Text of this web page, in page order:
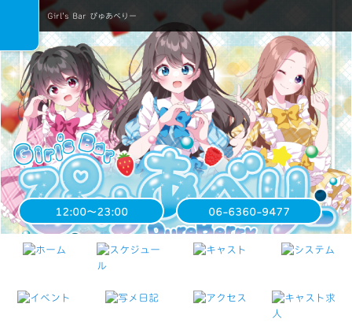
Girl's Bar ぴゅあべりー
12:00〜23:00 06-6360-9477